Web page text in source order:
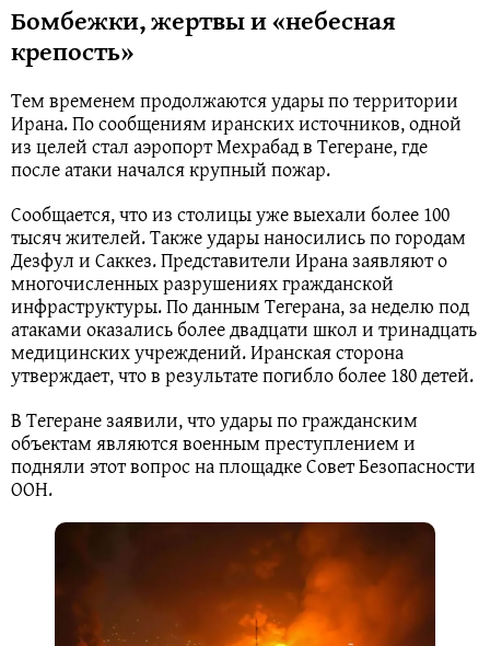
Бомбежки, жертвы и «небесная
крепость»
Тем временем продолжаются удары по территории
Ирана. По сообщениям иранских источников, одной
из целей стал аэропорт Мехрабад в Тегеране, где
после атаки начался крупный пожар.
Сообщается, что из столицы уже выехали более 100
тысяч жителей. Также удары наносились по городам
Дезфул и Саккез. Представители Ирана заявляют о
многочисленных разрушениях гражданской
инфраструктуры. По данным Тегерана, за неделю под
атаками оказались более двадцати школ и тринадцать
медицинских учреждений. Иранская сторона
утверждает, что в результате погибло более 180 детей.
В Тегеране заявили, что удары по гражданским
объектам являются военным преступлением и
подняли этот вопрос на площадке Совет Безопасности
ООН.